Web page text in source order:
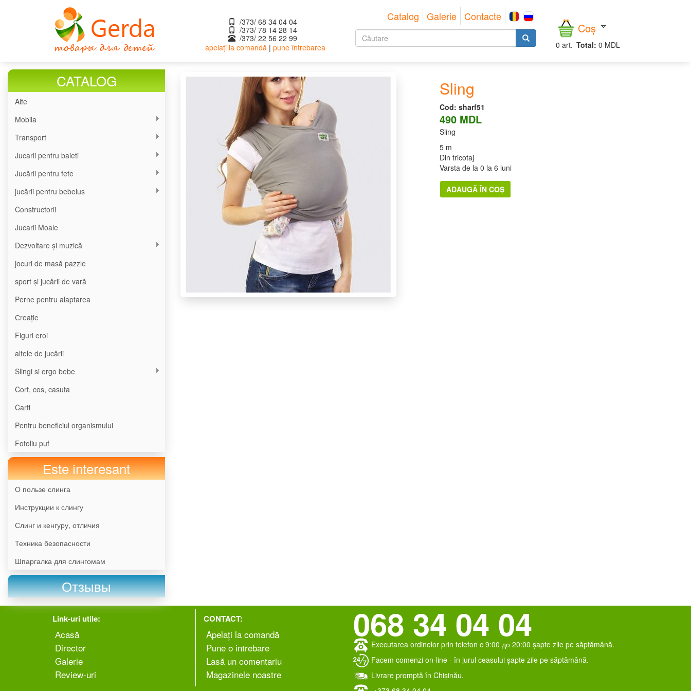
/373/ 68 34 04 04
/373/ ‎78 14 28 14
/373/ 22 56 22 99
apelați la comandă| pune întrebarea
Catalog Galerie Contacte
Formular
căutare
Coș
0 art. Total: 0 MDL
CATALOG
Alte
Mobila
Transport
Jucarii pentru baieti
Jucării pentru fete
jucării pentru bebelus
Constructorii
Jucarii Moale
Dezvoltare și muzică
jocuri de masă pazzle
sport și jucării de vară
Perne pentru alaptarea
Сreație
Figuri eroi
altele de jucării
Slingi si ergo bebe
Cort, cos, casuta
Carti
Pentru beneficiul organismului
Fotoliu puf
Еste interesant
О пользе слинга
Инструкции к слингу
Слинг и кенгуру, отличия
Техника безопасности
Шпаргалка для слингомам
Отзывы
Sling
Cod: sharf51
490 MDL
Sling
5 m
Din tricotaj
Varsta de la 0 la 6 luni
ADAUGĂ ÎN COȘ
Link-uri utile:
Аcasă
Director
Galerie
Review-uri
CONTACT:
Apelați la comandă
Pune o intrebare
Lasă un comentariu
Magazinele noastre
068 34 04 04
Executarea ordinelor prin telefon c 9:00 до 20:00 șapte zile pe săptămână.
Facem comenzi on-line - în jurul ceasului șapte zile pe săptămână.
Livrare promptă în Chișinău.